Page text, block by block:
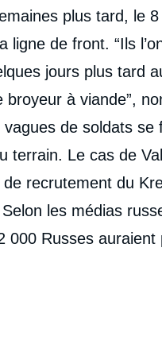
plus tard, le
ligne de front. “Ils
jours plus tard
broyeur à viande”,
de soldats
terrain. Le cas de
recrutement du
les médias
000 Russes